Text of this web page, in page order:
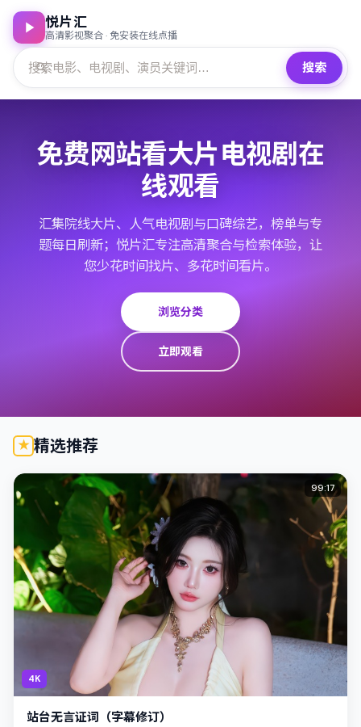
悦片汇
高清影视聚合 · 免安装在线点播
搜索
免费网站看大片电视剧在
线观看
汇集院线大片、人气电视剧与口碑综艺，榜单与专
题每日刷新；悦片汇专注高清聚合与检索体验，让
您少花时间找片、多花时间看片。
浏览分类
立即观看
精选推荐
4K
99:17
站台无言证词（字幕修订）